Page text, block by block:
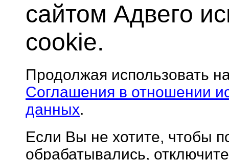
сайтом Адвего
cookie.
Продолжая использовать
Соглашения в отношении
данных.
Если Вы не хотите, чтобы
обрабатывались,